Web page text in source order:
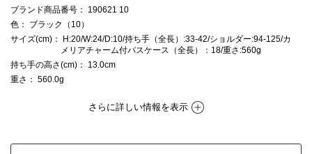
ブランド商品番号 ： 190621 10
色 ： ブラック（10）
サイズ(cm) ： H:20/W:24/D:10/持ち手（全長）:33-42/ショルダー:94-125/カ
メリアチャーム付パスケース（全長）：18/重さ:560g
持ち手の高さ(cm) ： 13.0cm
重さ ： 560.0g
さらに詳しい情報を表示